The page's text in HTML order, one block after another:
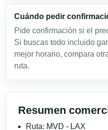
Cuándo pedir
Pide confirmación si el
Si buscas todo incluido
mejor horario, compara
ruta.
Resumen
Ruta: MVD - LAX